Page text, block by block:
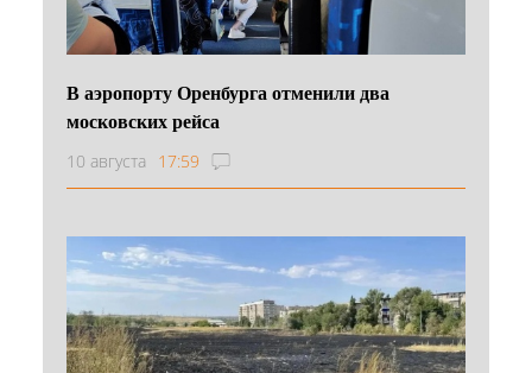
В аэропорту Оренбурга отменили два
московских рейса
10 августа 17:59